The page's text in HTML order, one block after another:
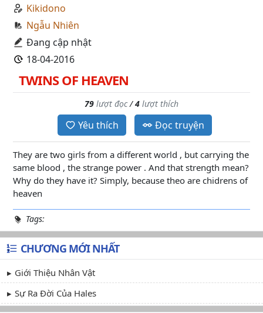
Kikidono
Ngẫu Nhiên
Đang cập nhật
18-04-2016
TWINS OF HEAVEN
79 lượt đọc/4 lượt thích
Yêu thích Đọc truyện
They are two girls from a different world , but carrying the
same blood , the strange power . And that strength mean?
Why do they have it? Simply, because theo are chidrens of
heaven
Tags:
CHƯƠNG MỚI NHẤT
Giới Thiệu Nhân Vật
Sự Ra Đời Của Hales